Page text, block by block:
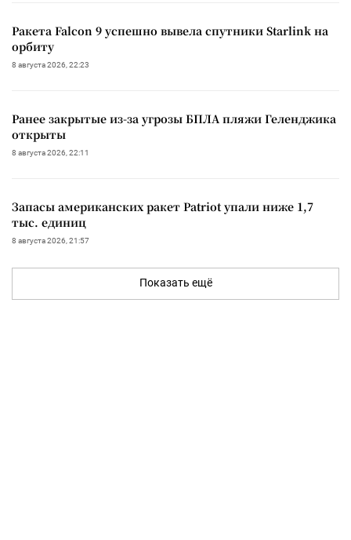
Ракета Falcon 9 успешно вывела спутники Starlink на
орбиту
8 августа 2026, 22:23
Ранее закрытые из-за угрозы БПЛА пляжи Геленджика
открыты
8 августа 2026, 22:11
Запасы американских ракет Patriot упали ниже 1,7
тыс. единиц
8 августа 2026, 21:57
Показать ещё